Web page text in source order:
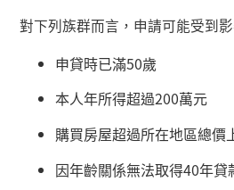
對下列族群而言，申請可能受到影
申貸時已滿50歲
本人年所得超過200萬元
購買房屋超過所在地區總價
因年齡關係無法取得40年貸